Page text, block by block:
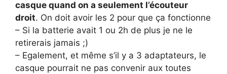
casque quand on a seulement l’écouteur
droit. On doit avoir les 2 pour que ça fonctionne
– Si la batterie avait 1 ou 2h de plus je ne le
retirerais jamais ;)
– Egalement, et même s’il y a 3 adaptateurs, le
casque pourrait ne pas convenir aux toutes